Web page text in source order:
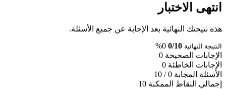
انتهى الاختبار
هذه نتيجتك النهائية بعد الإجابة عن جميع الأسئلة.
النتيجة النهائية 0/10
0%
الإجابات الصحيحة 0
الإجابات الخاطئة 0
الأسئلة المجابة 0 / 10
إجمالي النقاط الممكنة 10